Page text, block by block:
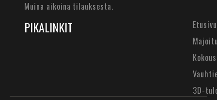
Muina aikoina tilauksesta.
PIKALINKIT
Etusivu
3D-